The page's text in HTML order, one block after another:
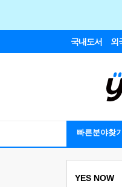
국내도서 외
빠른분야찾기
YES NOW